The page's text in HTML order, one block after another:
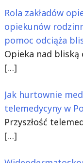
Rola zakładów
opiekunów
pomoc odciąża
Opieka nad bliską
[…]
Jak hurtownie
telemedycyny w
Przyszłość
[…]